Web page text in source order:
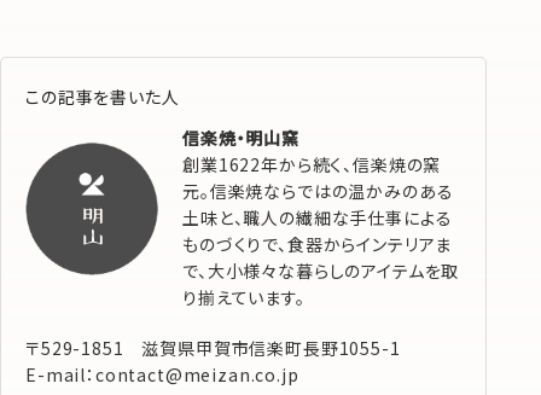
この記事を書いた人
信楽焼・明山窯
創業1622年から続く、信楽焼の窯
元。信楽焼ならではの温かみのある
土味と、職人の繊細な手仕事による
ものづくりで、食器からインテリアま
で、大小様々な暮らしのアイテムを取
り揃えています。
〒529-1851 滋賀県甲賀市信楽町長野1055-1
E-mail：contact@meizan.co.jp